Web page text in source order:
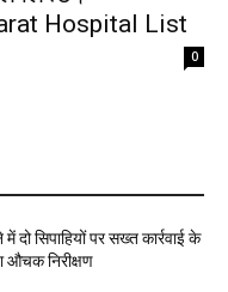
Hospital List
0
दो सिपाहियों पर सख्त कार्रवाई के
औचक निरीक्षण